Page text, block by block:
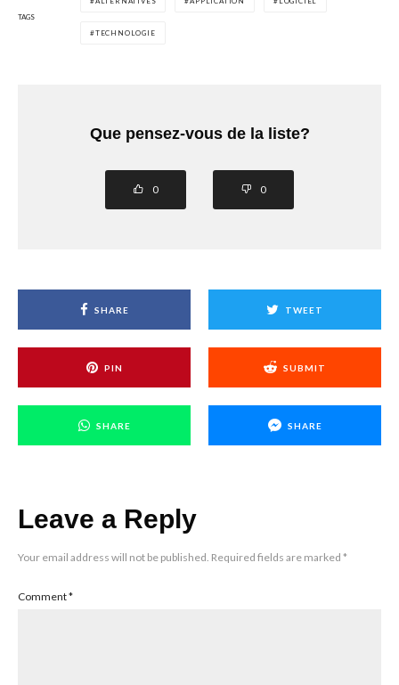
TAGS
TECHNOLOGIE
Que pensez-vous de la liste?
0 0
SHARE TWEET
PIN SUBMIT
SHARE SHARE
Leave a Reply
Your email address will not be published. Required fields are marked *
Comment*